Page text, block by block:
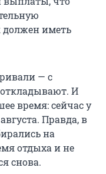
должен иметь
— с
И
время: сейчас у
Правда, в
на
отдыха и не
снова.